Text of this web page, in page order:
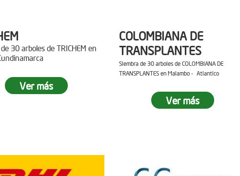
30 arboles de TRICHEM en
Ver más
COLOMBIANA DE
TRANSPLANTES
Siembra de 30 arboles de COLOMBIANA DE
TRANSPLANTES en Malambo - Atlantico
Ver más